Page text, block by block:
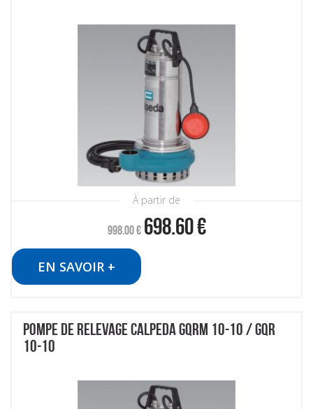
À partir de
998.00€ 698.60€
EN SAVOIR +
POMPE DE RELEVAGE CALPEDA GQRM 10-10 / GQR
10-10